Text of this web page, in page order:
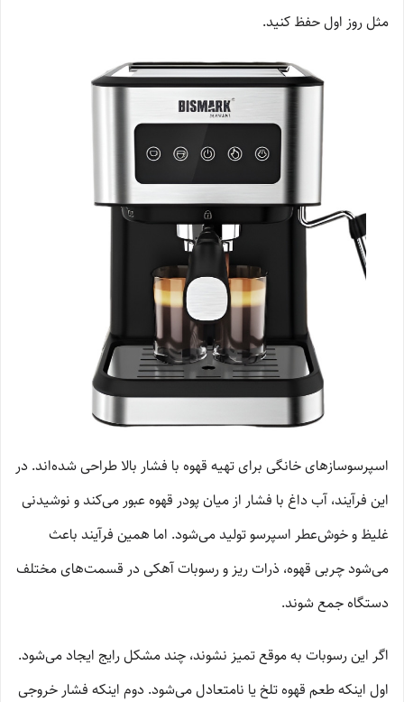
مثل روز اول حفظ کنید.
اسپرسوسازهای خانگی برای تهیه قهوه با فشار بالا طراحی شده‌اند. در
این فرآیند، آب داغ با فشار از میان پودر قهوه عبور می‌کند و نوشیدنی
غلیظ و خوش‌عطر اسپرسو تولید می‌شود. اما همین فرآیند باعث
می‌شود چربی قهوه، ذرات ریز و رسوبات آهکی در قسمت‌های مختلف
دستگاه جمع شوند.
اگر این رسوبات به موقع تمیز نشوند، چند مشکل رایج ایجاد می‌شود.
اول اینکه طعم قهوه تلخ یا نامتعادل می‌شود. دوم اینکه فشار خروجی